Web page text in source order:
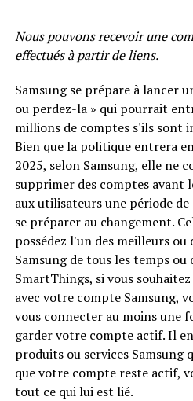
Nous pouvons recevoir une
effectués à partir de liens.
Samsung se prépare à lancer
ou perdez-la » qui pourrait
millions de comptes s'ils sont
Bien que la politique entrera
2025, selon Samsung, elle ne
supprimer des comptes avant
aux utilisateurs une période
se préparer au changement.
possédez l'un des meilleurs ou
Samsung de tous les temps ou
SmartThings, si vous
avec votre compte Samsung,
vous connecter au moins une
garder votre compte actif. Il
produits ou services Samsung
que votre compte reste actif,
tout ce qui lui est lié.